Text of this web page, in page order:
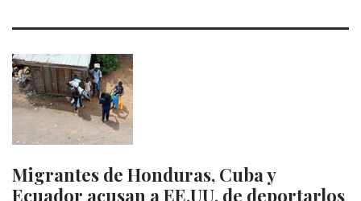
Migrantes de Honduras, Cuba y
Ecuador acusan a EE.UU. de deportarlos